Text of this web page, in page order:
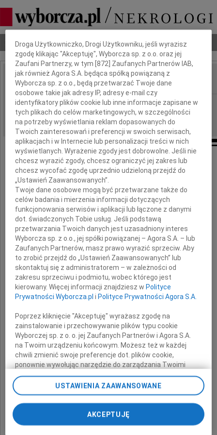
Nekrologi Odeszli Poradnik pogrzebowy
IMIĘ I NAZWISKO:
REGION: Warszawa
DATA EMISJI: 23.09.2009
Grzegorzowi Brzezińskiemu
i Jego
Najbliższym
wyrazy szczerego współczucia
z powodu śmierci
Taty
składa
Piotr Urbankiewicz z rodziną
Dbamy o Twoją prywatność
Droga Użytkowniczko, Drogi Użytkowniku, jeśli wyrazisz
zgodę klikając "Akceptuję", Wyborcza sp. z o.o. oraz jej
Zaufani Partnerzy, w tym [872 ] Zaufanych Partnerów IAB,
jak również Agora S.A. będąca spółką powiązaną z
Wyborcza sp. z o.o., będą przetwarzać Twoje dane
osobowe takie jak adresy IP, adresy e-mail czy
identyfikatory plików cookie lub inne informacje zapisane w
tych plikach do celów marketingowych, w szczególności
na potrzeby wyświetlania reklam dopasowanych do
Twoich zainteresowań i preferencji w swoich serwisach,
aplikacjach i w Internecie lub personalizacji treści w nich
wyświetlanych. Wyrażenie zgody jest dobrowolne. Jeśli nie
chcesz wyrazić zgody, chcesz ograniczyć jej zakres lub
chcesz wycofać zgodę uprzednio udzieloną przejdź do
„Ustawień Zaawansowanych”.
Twoje dane osobowe mogą być przetwarzane także do
celów badania i mierzenia informacji dotyczących
funkcjonowania serwisów i aplikacji lub łączone z danymi
dot. świadczonych Tobie usług. Jeśli podstawą
przetwarzania Twoich danych jest uzasadniony interes
Wyborcza sp. z o.o., jej spółki powiązanej – Agora S.A. – lub
Zaufanych Partnerów, masz prawo wyrazić sprzeciw. Aby
to zrobić przejdź do „Ustawień Zaawansowanych” lub
skontaktuj się z administratorem – w zależności od
zakresu sprzeciwu i podmiotu, wobec którego jest
kierowany. Więcej informacji znajdziesz w Polityce
Prywatności Wyborcza.pl i Polityce Prywatności Agora S.A.
Poprzez kliknięcie "Akceptuję" wyrażasz zgodę na
zainstalowanie i przechowywanie plików typu cookie
Wyborczej sp. z o. o. jej Zaufanych Partnerów i Agora S.A.
na Twoim urządzeniu końcowym. Możesz też w każdej
chwili zmienić swoje preferencje dot. plików cookie,
ponownie wywołując narzędzie do zarządzania Twoimi
preferencjami dot. przetwarzania danych poprzez
odnośnik „Ustawienia prywatności” w stopce serwisu i
przechodząc do sekcji „Ustawienia zaawansowane”.
Zmiana ustawień plików cookie możliwa jest także za
pomocą ustawień przeglądarki.
USTAWIENIA ZAAWANSOWANE
AKCEPTUJĘ